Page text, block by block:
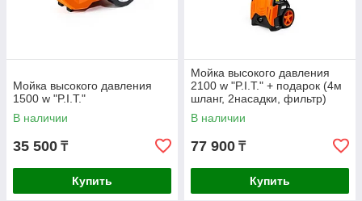
Мойка высокого давления
1500 w "P.I.T."
В наличии
35 500 ₸
Купить
Мойка высокого давления
2100 w "P.I.T." + подарок (4м
шланг, 2насадки, фильтр)
В наличии
77 900 ₸
Купить